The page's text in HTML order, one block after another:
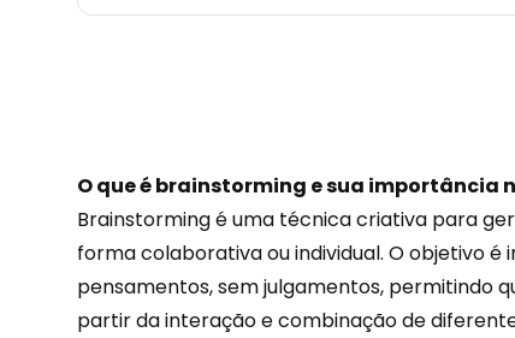
O que é brainstorming e sua importância
Brainstorming é uma técnica criativa para
forma colaborativa ou individual. O objetivo é
pensamentos, sem julgamentos, permitindo
partir da interação e combinação de